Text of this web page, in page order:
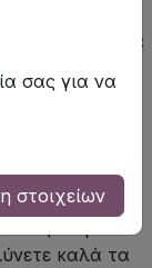
τον
σας αν έχετε
, ερεθισμένο
ποτέ
των μαλλιών
να
την
τα μάτια
καλά τα
σας για να
στοιχείων